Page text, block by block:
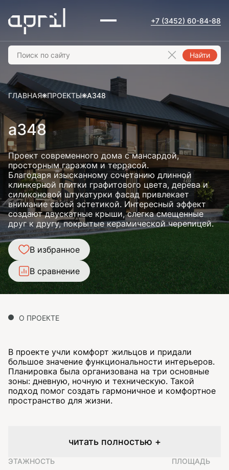
+7 (3452) 60-84-88
Найти
ГЛАВНАЯ ПРОЕКТЫ А348
а348
Проект современного дома с мансардой,
просторным гаражом и террасой.
Благодаря изысканному сочетанию длинной
клинкерной плитки графитового цвета, дерева и
силиконовой штукатурки фасад привлекает
внимание своей эстетикой. Интересный эффект
создают двускатные крыши, слегка смещенные
друг к другу, покрытые керамической черепицей.
В избранное
В сравнение
О ПРОЕКТЕ
В проекте учли комфорт жильцов и придали
большое значение функциональности интерьеров.
Планировка была организована на три основные
зоны: дневную, ночную и техническую. Такой
подход помог создать гармоничное и комфортное
пространство для жизни.
читать полностью +
ЭТАЖНОСТЬ ПЛОЩАДЬ